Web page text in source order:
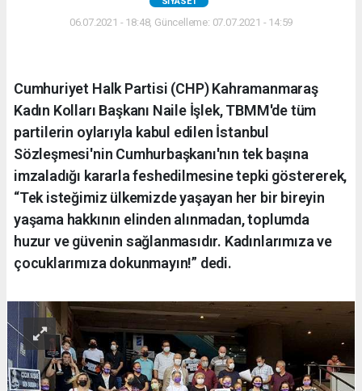
06.07.2021 - 18:48, Güncelleme: 07.07.2021 - 14:59
Cumhuriyet Halk Partisi (CHP) Kahramanmaraş
Kadın Kolları Başkanı Naile İşlek, TBMM'de tüm
partilerin oylarıyla kabul edilen İstanbul
Sözleşmesi'nin Cumhurbaşkanı'nın tek başına
imzaladığı kararla feshedilmesine tepki göstererek,
“Tek isteğimiz ülkemizde yaşayan her bir bireyin
yaşama hakkının elinden alınmadan, toplumda
huzur ve güvenin sağlanmasıdır. Kadınlarımıza ve
çocuklarımıza dokunmayın!” dedi.